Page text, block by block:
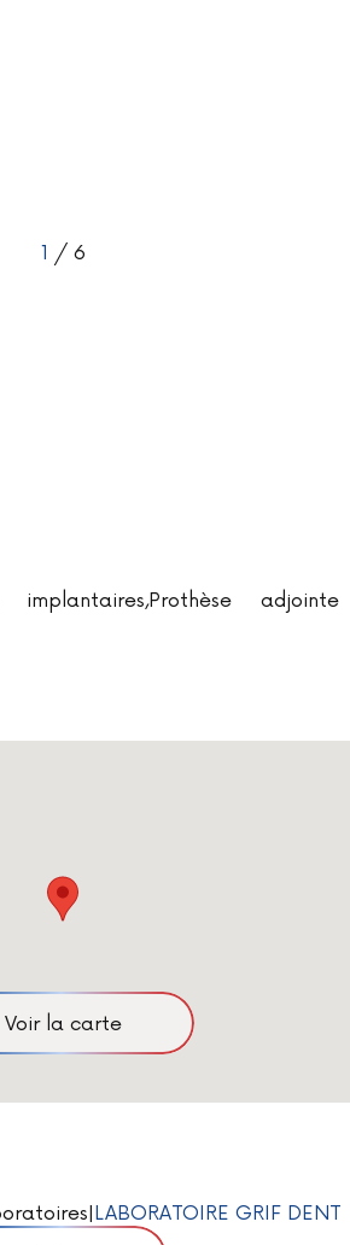
1 / 6
implantaires,Prothèse
Voir la carte
LABORATOIRE GRIF DENT